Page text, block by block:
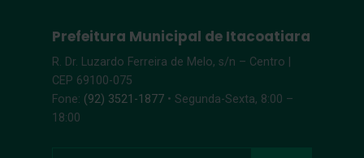
Prefeitura Municipal de Itacoatiara
R. Dr. Luzardo Ferreira de Melo, s/n – Centro |
CEP 69100-075
Fone: (92) 3521-1877 • Segunda-Sexta, 8:00 –
18:00